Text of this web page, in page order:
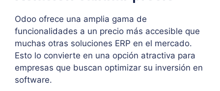
Odoo ofrece una amplia gama de
funcionalidades a un precio más accesible que
muchas otras soluciones ERP en el mercado.
Esto lo convierte en una opción atractiva para
empresas que buscan optimizar su inversión en
software.